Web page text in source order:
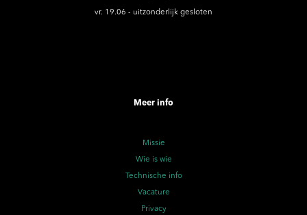
vr. 19.06 - uitzonderlijk gesloten
Meer info
Missie
Wie is wie
Technische info
Vacature
Privacy